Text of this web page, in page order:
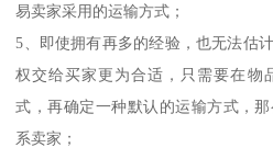
易卖家采用的运输方式；
5、即使拥有再多的经验，也无法估
权交给买家更为合适，只需要在物
式，再确定一种默认的运输方式，
系卖家；